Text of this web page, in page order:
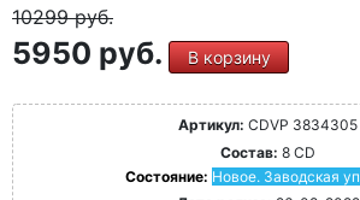
10299руб.
5950 руб. В корзину
Артикул: CDVP 3834305
Состав: 8 CD
Состояние: Новое. Заводская